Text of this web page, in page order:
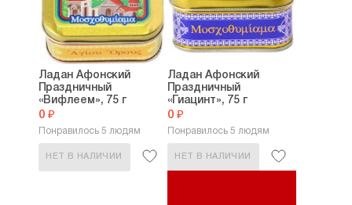
Ладан Афонский
Праздничный
«Вифлеем», 75 г
0 ₽
Понравилось 5 людям
НЕТ В НАЛИЧИИ
Ладан Афонский
Праздничный
«Гиацинт», 75 г
0 ₽
Понравилось 5 людям
НЕТ В НАЛИЧИИ